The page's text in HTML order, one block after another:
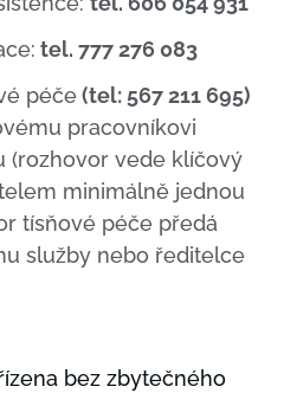
tel. 777 276 083
péče(tel: 567 211 695)
pracovníkovi
(rozhovor vede klíčový
minimálně jednou
tísňové péče předá
služby nebo ředitelce
bez zbytečného